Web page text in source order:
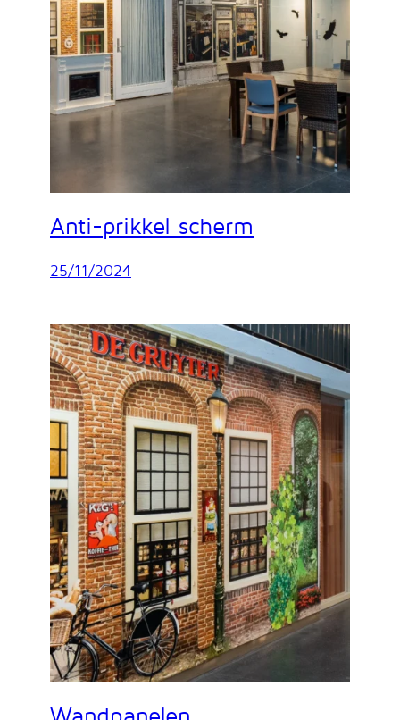
Anti-prikkel scherm
25/11/2024